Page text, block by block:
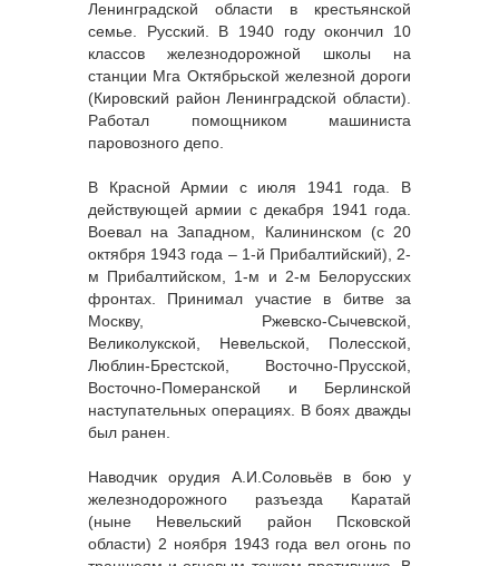
Ленинградской области в крестьянской
семье. Русский. В 1940 году окончил 10
классов железнодорожной школы на
станции Мга Октябрьской железной дороги
(Кировский район Ленинградской области).
Работал помощником машиниста
паровозного депо.
В Красной Армии с июля 1941 года. В
действующей армии с декабря 1941 года.
Воевал на Западном, Калининском (с 20
октября 1943 года – 1-й Прибалтийский), 2-
м Прибалтийском, 1-м и 2-м Белорусских
фронтах. Принимал участие в битве за
Москву, Ржевско-Сычевской,
Великолукской, Невельской, Полесской,
Люблин-Брестской, Восточно-Прусской,
Восточно-Померанской и Берлинской
наступательных операциях. В боях дважды
был ранен.
Наводчик орудия А.И.Соловьёв в бою у
железнодорожного разъезда Каратай
(ныне Невельский район Псковской
области) 2 ноября 1943 года вел огонь по